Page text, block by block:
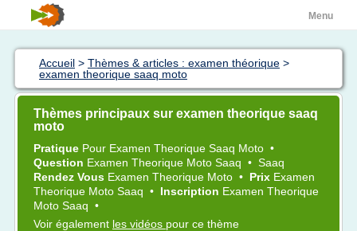
Menu
Accueil > Thèmes & articles : examen théorique >
examen theorique saaq moto
Thèmes principaux sur examen theorique saaq
moto
Pratique Pour Examen Theorique Saaq Moto •
Question Examen Theorique Moto Saaq • Saaq
Rendez Vous Examen Theorique Moto • Prix Examen
Theorique Moto Saaq • Inscription Examen Theorique
Moto Saaq •
Voir également les vidéos pour ce thème